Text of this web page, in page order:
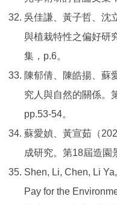
吳佳謙、黃子哲、沈
與植栽特性之偏好研
集，p.6。
陳郁倩、陳皓揚、蘇
究人與自然的關係。
pp.53-54。
蘇愛媜、黃宣茹（
成研究。第18屆造園
Shen, Li, Chen, Li
Pay for the